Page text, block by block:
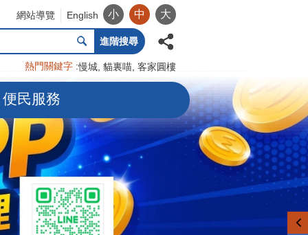
網站導覽 English 小 中 大
進階搜尋
熱門關鍵字 慢城 貓裏喵 客家圓樓
便民服務